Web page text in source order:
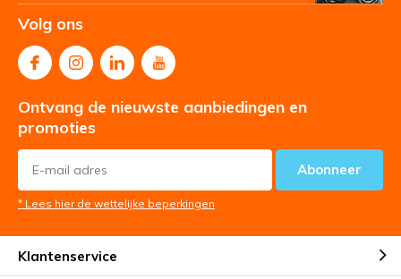
Volg ons
Ontvang de nieuwste aanbiedingen en
promoties
Abonneer
* Lees hier de wettelijke beperkingen
Klantenservice